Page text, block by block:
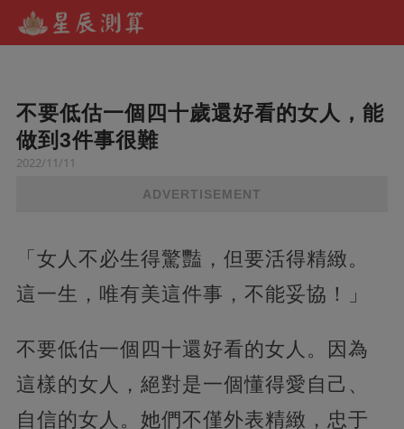
不要低估一個四十歲還好看的女人，能
做到3件事很難
2022/11/11
ADVERTISEMENT
「女人不必生得驚豔，但要活得精緻。
這一生，唯有美這件事，不能妥協！」
不要低估一個四十還好看的女人。因為
這樣的女人，絕對是一個懂得愛自己、
自信的女人。她們不僅外表精緻，忠于